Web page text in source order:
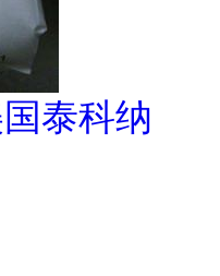
泰科纳